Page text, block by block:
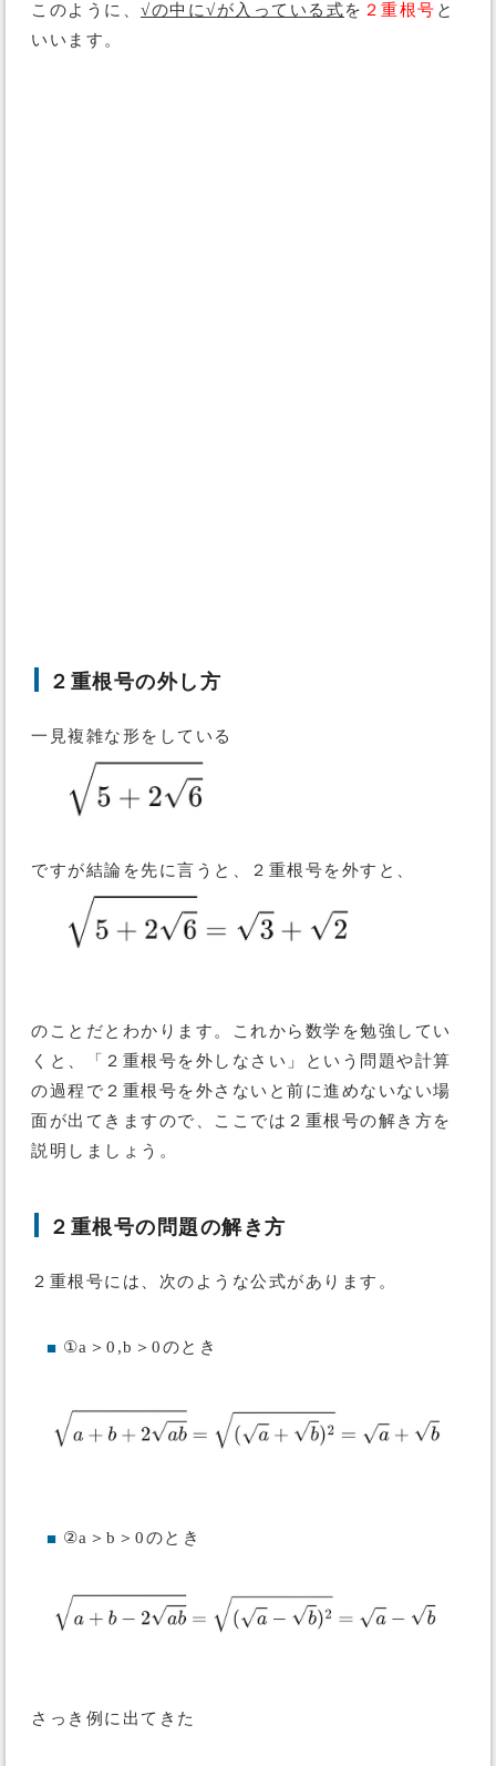
このように、 √の中に√が入っている式を ２重根号 と
いいます。
２重根号の外し方
一見複雑な形をしている
ですが結論を先に言うと、２重根号を外すと、
のことだとわかります。これから数学を勉強してい
くと、「２重根号を外しなさい」という問題や計算
の過程で２重根号を外さないと前に進めないない場
面が出てきますので、ここでは２重根号の解き方を
説明しましょう。
２重根号の問題の解き方
２重根号には、次のような公式があります。
■ ①a＞0,b＞0のとき
■ ②a＞b＞0のとき
さっき例に出てきた